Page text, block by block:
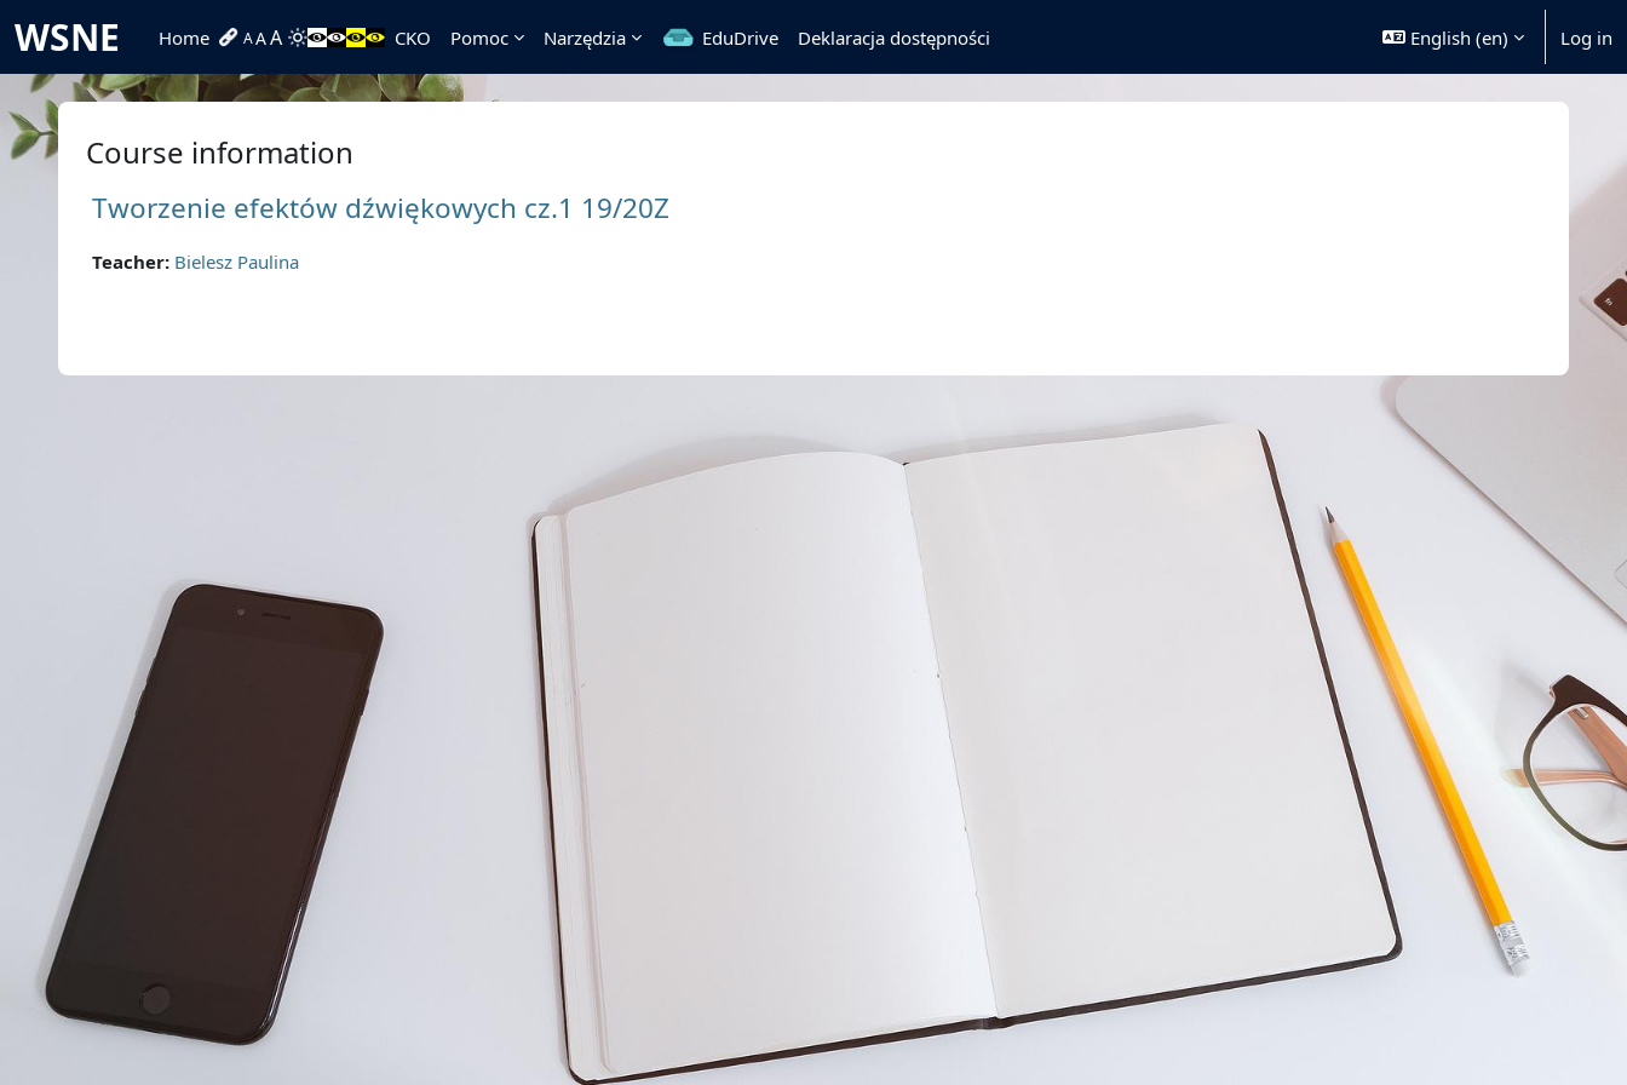
WSNE Home AAA CKO Pomoc Narzędzia EduDrive Deklaracja dostępności English ‎(en)‎ Log in
Course information
Tworzenie efektów dźwiękowych cz.1 19/20Z
Teacher: Bielesz Paulina